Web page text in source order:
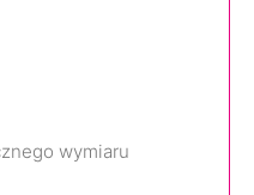
wymiaru